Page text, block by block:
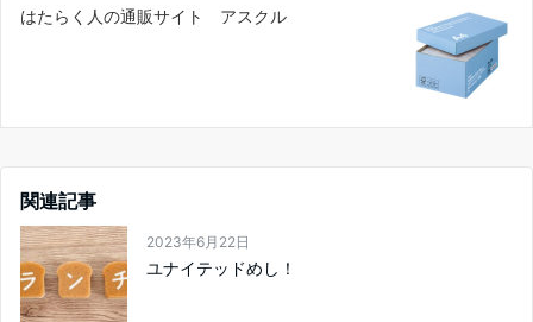
はたらく人の通販サイト アスクル
関連記事
2023年6月22日
ユナイテッドめし！